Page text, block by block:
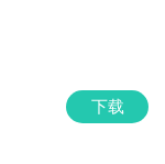
下载